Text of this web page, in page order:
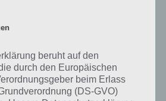
beruht auf den
durch den Europäischen
beim Erlass
(DS-GVO)